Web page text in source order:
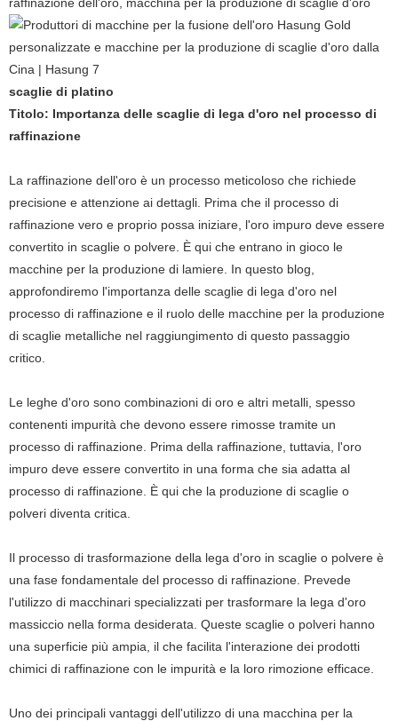
scaglie di platino
Titolo: Importanza delle scaglie di lega d'oro nel processo di
raffinazione
La raffinazione dell'oro è un processo meticoloso che richiede
precisione e attenzione ai dettagli. Prima che il processo di
raffinazione vero e proprio possa iniziare, l'oro impuro deve essere
convertito in scaglie o polvere. È qui che entrano in gioco le
macchine per la produzione di lamiere. In questo blog,
approfondiremo l'importanza delle scaglie di lega d'oro nel
processo di raffinazione e il ruolo delle macchine per la produzione
di scaglie metalliche nel raggiungimento di questo passaggio
critico.
Le leghe d'oro sono combinazioni di oro e altri metalli, spesso
contenenti impurità che devono essere rimosse tramite un
processo di raffinazione. Prima della raffinazione, tuttavia, l'oro
impuro deve essere convertito in una forma che sia adatta al
processo di raffinazione. È qui che la produzione di scaglie o
polveri diventa critica.
Il processo di trasformazione della lega d'oro in scaglie o polvere è
una fase fondamentale del processo di raffinazione. Prevede
l'utilizzo di macchinari specializzati per trasformare la lega d'oro
massiccio nella forma desiderata. Queste scaglie o polveri hanno
una superficie più ampia, il che facilita l'interazione dei prodotti
chimici di raffinazione con le impurità e la loro rimozione efficace.
Uno dei principali vantaggi dell'utilizzo di una macchina per la